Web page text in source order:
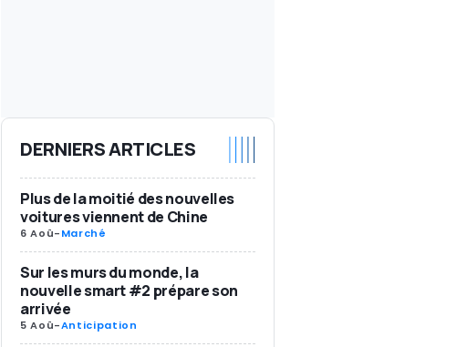
DERNIERS ARTICLES
Plus de la moitié des nouvelles
voitures viennent de Chine
6 Aoû-Marché
Sur les murs du monde, la
nouvelle smart #2 prépare son
arrivée
5 Aoû-Anticipation